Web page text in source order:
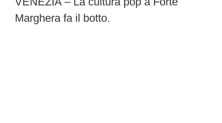
Marghera fa il botto.